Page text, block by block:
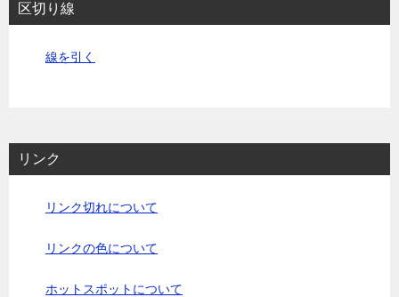
区切り線
線を引く
リンク
リンク切れについて
リンクの色について
ホットスポットについて